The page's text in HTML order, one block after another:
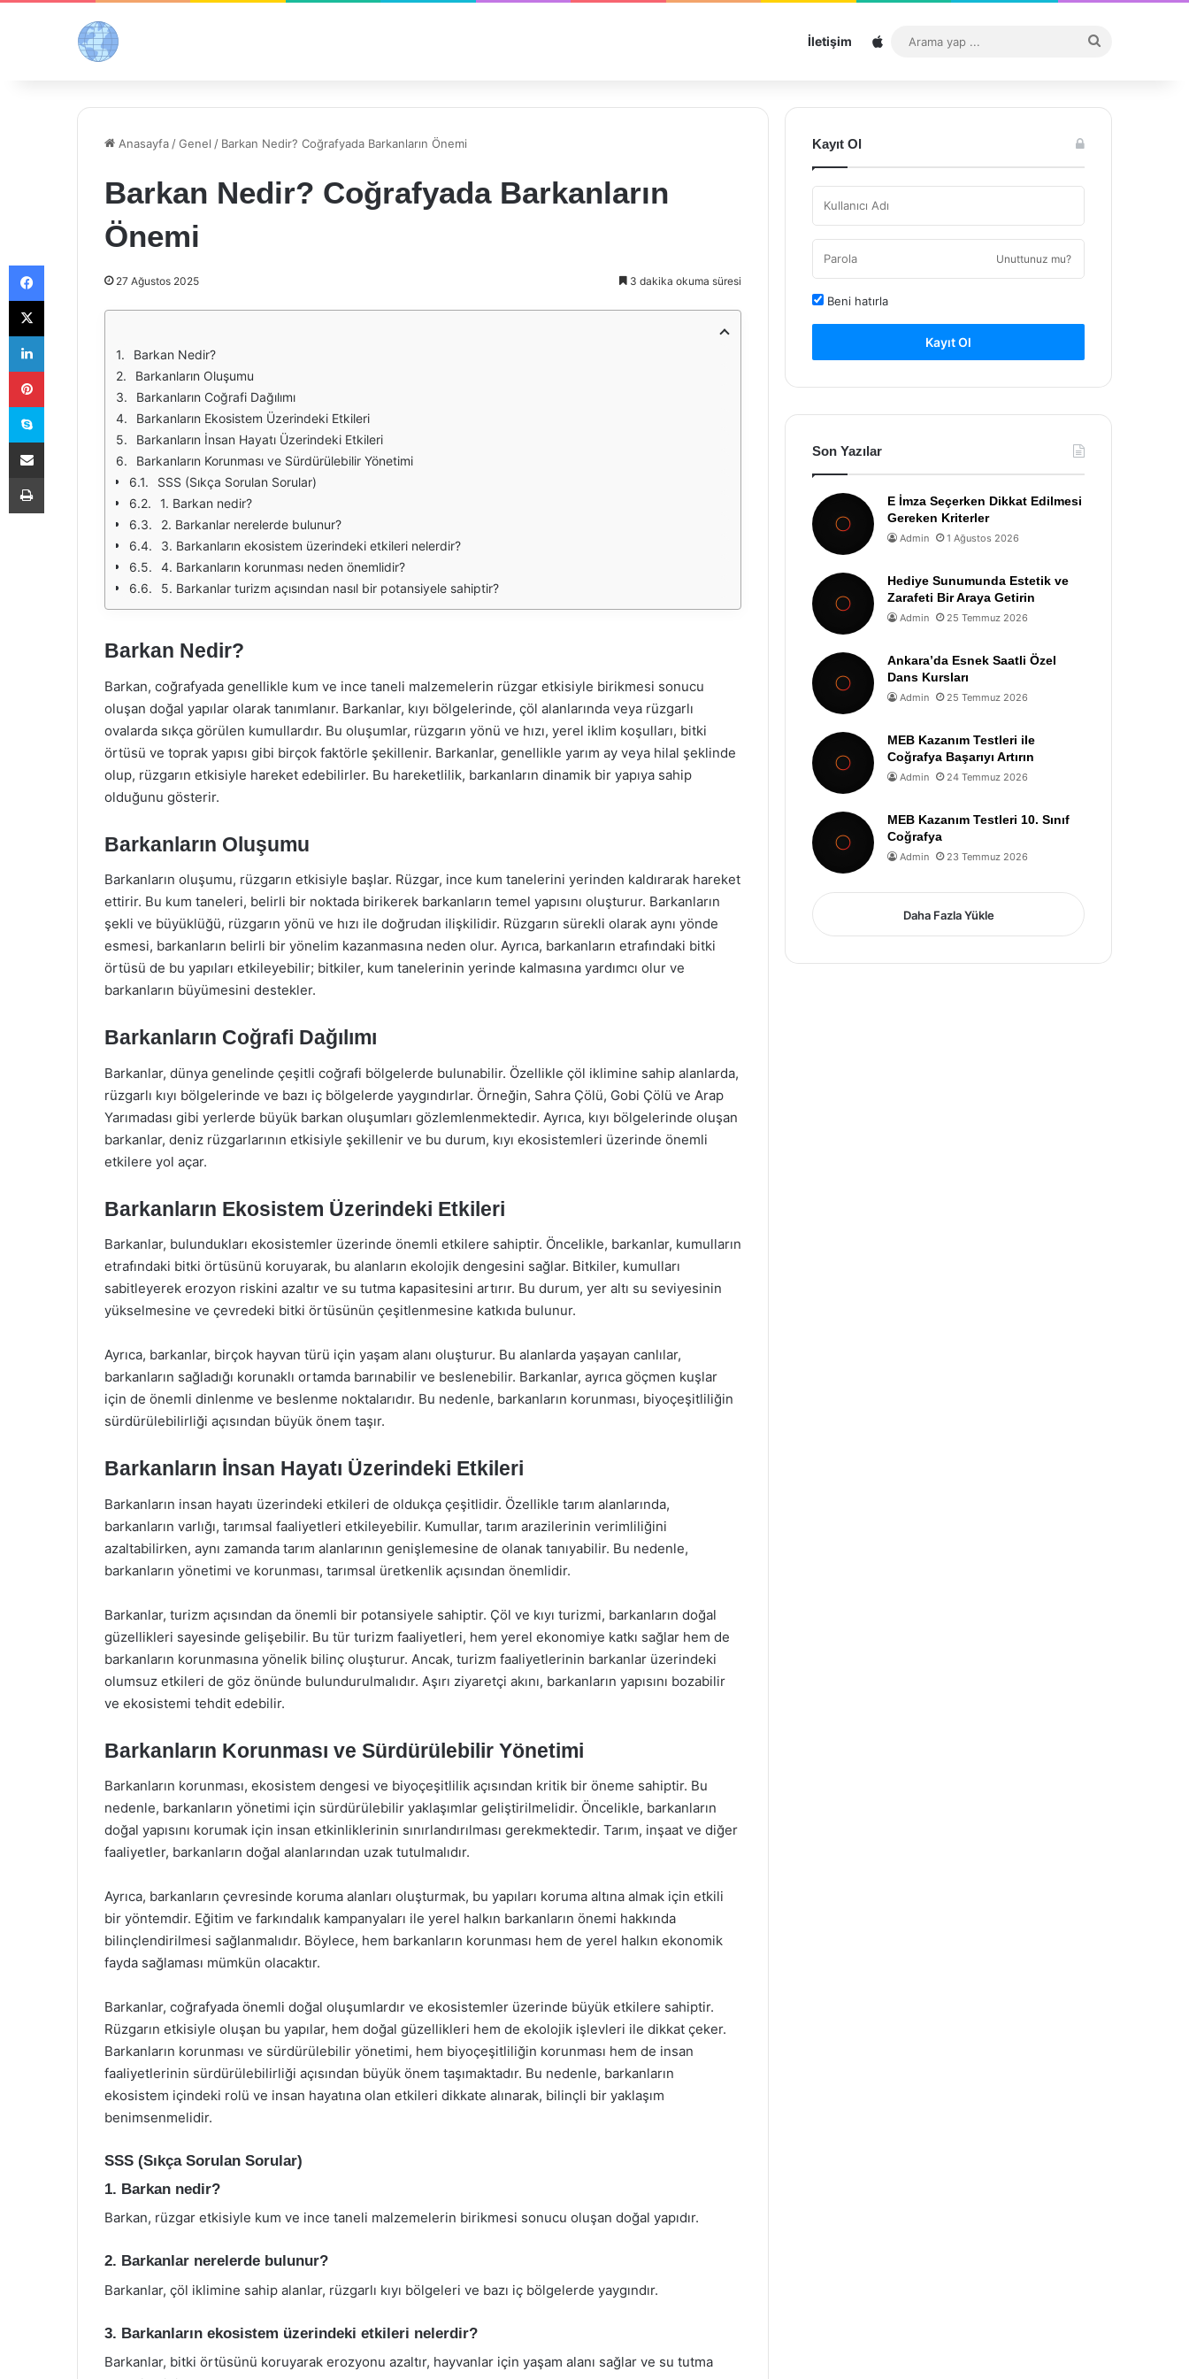
İletişim Sitemap
...
Anasayfa /Genel / Barkan Nedir? Coğrafyada Barkanların Önemi
Barkan Nedir? Coğrafyada Barkanların
Önemi
27 Ağustos 2025 3 dakika okuma süresi
Barkan Nedir?
Barkanların Oluşumu
Barkanların Coğrafi Dağılımı
Barkanların Ekosistem Üzerindeki Etkileri
Barkanların İnsan Hayatı Üzerindeki Etkileri
Barkanların Korunması ve Sürdürülebilir Yönetimi
SSS (Sıkça Sorulan Sorular)
1. Barkan nedir?
2. Barkanlar nerelerde bulunur?
3. Barkanların ekosistem üzerindeki etkileri nelerdir?
4. Barkanların korunması neden önemlidir?
5. Barkanlar turizm açısından nasıl bir potansiyele sahiptir?
Barkan Nedir?
Barkan, coğrafyada genellikle kum ve ince taneli malzemelerin rüzgar etkisiyle birikmesi sonucu
oluşan doğal yapılar olarak tanımlanır. Barkanlar, kıyı bölgelerinde, çöl alanlarında veya rüzgarlı
ovalarda sıkça görülen kumullardır. Bu oluşumlar, rüzgarın yönü ve hızı, yerel iklim koşulları, bitki
örtüsü ve toprak yapısı gibi birçok faktörle şekillenir. Barkanlar, genellikle yarım ay veya hilal şeklinde
olup, rüzgarın etkisiyle hareket edebilirler. Bu hareketlilik, barkanların dinamik bir yapıya sahip
olduğunu gösterir.
Barkanların Oluşumu
Barkanların oluşumu, rüzgarın etkisiyle başlar. Rüzgar, ince kum tanelerini yerinden kaldırarak hareket
ettirir. Bu kum taneleri, belirli bir noktada birikerek barkanların temel yapısını oluşturur. Barkanların
şekli ve büyüklüğü, rüzgarın yönü ve hızı ile doğrudan ilişkilidir. Rüzgarın sürekli olarak aynı yönde
esmesi, barkanların belirli bir yönelim kazanmasına neden olur. Ayrıca, barkanların etrafındaki bitki
örtüsü de bu yapıları etkileyebilir; bitkiler, kum tanelerinin yerinde kalmasına yardımcı olur ve
barkanların büyümesini destekler.
Barkanların Coğrafi Dağılımı
Barkanlar, dünya genelinde çeşitli coğrafi bölgelerde bulunabilir. Özellikle çöl iklimine sahip alanlarda,
rüzgarlı kıyı bölgelerinde ve bazı iç bölgelerde yaygındırlar. Örneğin, Sahra Çölü, Gobi Çölü ve Arap
Yarımadası gibi yerlerde büyük barkan oluşumları gözlemlenmektedir. Ayrıca, kıyı bölgelerinde oluşan
barkanlar, deniz rüzgarlarının etkisiyle şekillenir ve bu durum, kıyı ekosistemleri üzerinde önemli
etkilere yol açar.
Barkanların Ekosistem Üzerindeki Etkileri
Barkanlar, bulundukları ekosistemler üzerinde önemli etkilere sahiptir. Öncelikle, barkanlar, kumulların
etrafındaki bitki örtüsünü koruyarak, bu alanların ekolojik dengesini sağlar. Bitkiler, kumulları
sabitleyerek erozyon riskini azaltır ve su tutma kapasitesini artırır. Bu durum, yer altı su seviyesinin
yükselmesine ve çevredeki bitki örtüsünün çeşitlenmesine katkıda bulunur.
Ayrıca, barkanlar, birçok hayvan türü için yaşam alanı oluşturur. Bu alanlarda yaşayan canlılar,
barkanların sağladığı korunaklı ortamda barınabilir ve beslenebilir. Barkanlar, ayrıca göçmen kuşlar
için de önemli dinlenme ve beslenme noktalarıdır. Bu nedenle, barkanların korunması, biyoçeşitliliğin
sürdürülebilirliği açısından büyük önem taşır.
Barkanların İnsan Hayatı Üzerindeki Etkileri
Barkanların insan hayatı üzerindeki etkileri de oldukça çeşitlidir. Özellikle tarım alanlarında,
barkanların varlığı, tarımsal faaliyetleri etkileyebilir. Kumullar, tarım arazilerinin verimliliğini
azaltabilirken, aynı zamanda tarım alanlarının genişlemesine de olanak tanıyabilir. Bu nedenle,
barkanların yönetimi ve korunması, tarımsal üretkenlik açısından önemlidir.
Barkanlar, turizm açısından da önemli bir potansiyele sahiptir. Çöl ve kıyı turizmi, barkanların doğal
güzellikleri sayesinde gelişebilir. Bu tür turizm faaliyetleri, hem yerel ekonomiye katkı sağlar hem de
barkanların korunmasına yönelik bilinç oluşturur. Ancak, turizm faaliyetlerinin barkanlar üzerindeki
olumsuz etkileri de göz önünde bulundurulmalıdır. Aşırı ziyaretçi akını, barkanların yapısını bozabilir
ve ekosistemi tehdit edebilir.
Barkanların Korunması ve Sürdürülebilir Yönetimi
Barkanların korunması, ekosistem dengesi ve biyoçeşitlilik açısından kritik bir öneme sahiptir. Bu
nedenle, barkanların yönetimi için sürdürülebilir yaklaşımlar geliştirilmelidir. Öncelikle, barkanların
doğal yapısını korumak için insan etkinliklerinin sınırlandırılması gerekmektedir. Tarım, inşaat ve diğer
faaliyetler, barkanların doğal alanlarından uzak tutulmalıdır.
Ayrıca, barkanların çevresinde koruma alanları oluşturmak, bu yapıları koruma altına almak için etkili
bir yöntemdir. Eğitim ve farkındalık kampanyaları ile yerel halkın barkanların önemi hakkında
bilinçlendirilmesi sağlanmalıdır. Böylece, hem barkanların korunması hem de yerel halkın ekonomik
fayda sağlaması mümkün olacaktır.
Barkanlar, coğrafyada önemli doğal oluşumlardır ve ekosistemler üzerinde büyük etkilere sahiptir.
Rüzgarın etkisiyle oluşan bu yapılar, hem doğal güzellikleri hem de ekolojik işlevleri ile dikkat çeker.
Barkanların korunması ve sürdürülebilir yönetimi, hem biyoçeşitliliğin korunması hem de insan
faaliyetlerinin sürdürülebilirliği açısından büyük önem taşımaktadır. Bu nedenle, barkanların
ekosistem içindeki rolü ve insan hayatına olan etkileri dikkate alınarak, bilinçli bir yaklaşım
benimsenmelidir.
SSS (Sıkça Sorulan Sorular)
1. Barkan nedir?
Barkan, rüzgar etkisiyle kum ve ince taneli malzemelerin birikmesi sonucu oluşan doğal yapıdır.
2. Barkanlar nerelerde bulunur?
Barkanlar, çöl iklimine sahip alanlar, rüzgarlı kıyı bölgeleri ve bazı iç bölgelerde yaygındır.
3. Barkanların ekosistem üzerindeki etkileri nelerdir?
Barkanlar, bitki örtüsünü koruyarak erozyonu azaltır, hayvanlar için yaşam alanı sağlar ve su tutma
Kayıt Ol
Unuttunuz mu?
Beni hatırla
Kayıt Ol
Son Yazılar
E İmza Seçerken Dikkat Edilmesi
Gereken Kriterler
Admin 1 Ağustos 2026
Hediye Sunumunda Estetik ve
Zarafeti Bir Araya Getirin
Admin 25 Temmuz 2026
Ankara’da Esnek Saatli Özel
Dans Kursları
Admin 25 Temmuz 2026
MEB Kazanım Testleri ile
Coğrafya Başarıyı Artırın
Admin 24 Temmuz 2026
MEB Kazanım Testleri 10. Sınıf
Coğrafya
Admin 23 Temmuz 2026
Daha Fazla Yükle
Facebook
X
LinkedIn
Pinterest
Skype
E-Posta ile paylaş